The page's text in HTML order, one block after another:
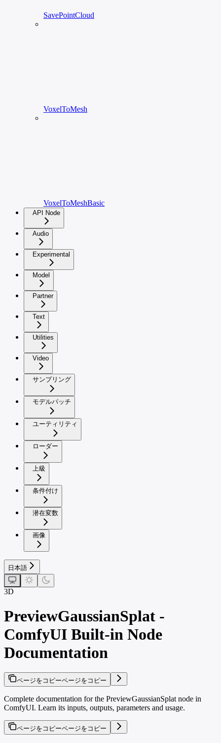
SavePointCloud
VoxelToMesh
VoxelToMeshBasic
API Node
Audio
Experimental
Model
Partner
Text
Utilities
Video
サンプリング
モデルパッチ
ユーティリティ
ローダー
上級
条件付け
潜在変数
画像
日本語
3D
PreviewGaussianSplat -
ComfyUI Built-in Node
Documentation
ページをコピーページをコピー
Complete documentation for the PreviewGaussianSplat node in
ComfyUI. Learn its inputs, outputs, parameters and usage.
ページをコピーページをコピー